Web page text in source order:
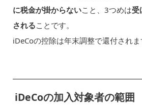
に税金が掛からないこと、3つめは受
されることです。
iDeCoの控除は年末調整で還付されま
iDeCoの加入対象者の範囲